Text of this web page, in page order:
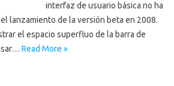
interfaz de usuario básica no ha
lanzamiento de la versión beta en 2008.
el espacio superfluo de la barra de
Read More »